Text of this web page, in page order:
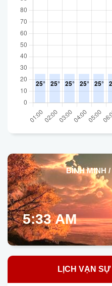
BÌNH MINH
5:33 AM
LỊCH VẠN